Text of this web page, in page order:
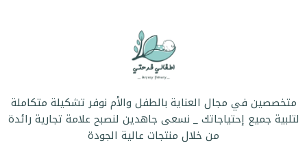
متخصصين في مجال العناية بالطفل والأم نوفر تشكيلة متكاملة
لتلبية جميع إحتياجاتك _ نسعى جاهدين لنصبح علامة تجارية رائدة
من خلال منتجات عالية الجودة